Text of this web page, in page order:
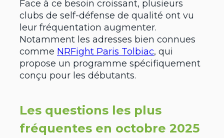
Face à ce besoin croissant, plusieurs
clubs de self-défense de qualité ont vu
leur fréquentation augmenter.
Notamment les adresses bien connues
comme NRFight Paris Tolbiac, qui
propose un programme spécifiquement
conçu pour les débutants.
Les questions les plus
fréquentes en octobre 2025